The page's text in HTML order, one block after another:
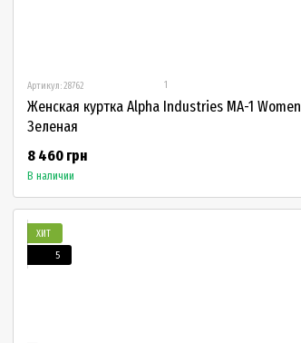
Артикул: 28762 1
Женская куртка Alpha Industries MA-1 Women
Зеленая
8 460 грн
В наличии
ХИТ
5